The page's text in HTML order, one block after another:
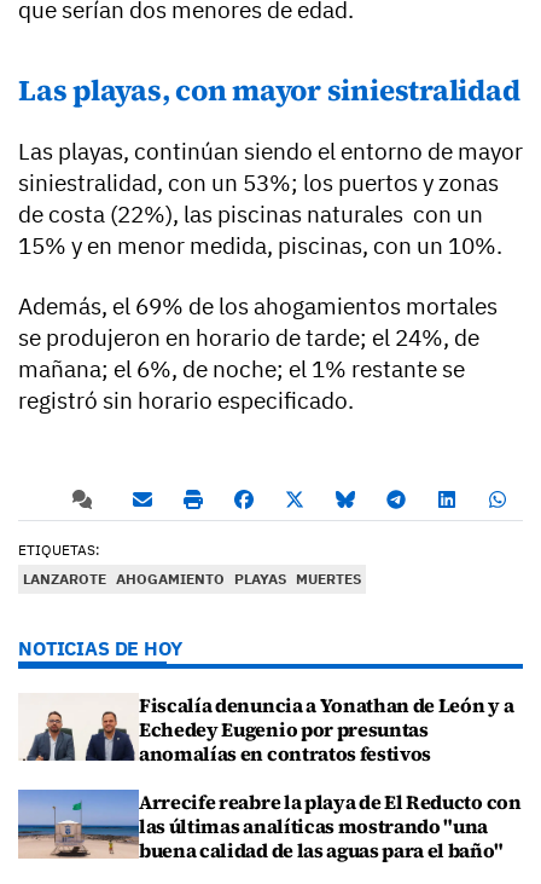
que serían dos menores de edad.
Las playas, con mayor siniestralidad
Las playas, continúan siendo el entorno de mayor
siniestralidad, con un 53%; los puertos y zonas
de costa (22%), las piscinas naturales con un
15% y en menor medida, piscinas, con un 10%.
Además, el 69% de los ahogamientos mortales
se produjeron en horario de tarde; el 24%, de
mañana; el 6%, de noche; el 1% restante se
registró sin horario especificado.
ETIQUETAS:
LANZAROTE AHOGAMIENTO PLAYAS MUERTES
NOTICIAS DE HOY
Fiscalía denuncia a Yonathan de León y a
Echedey Eugenio por presuntas
anomalías en contratos festivos
Arrecife reabre la playa de El Reducto con
las últimas analíticas mostrando "una
buena calidad de las aguas para el baño"